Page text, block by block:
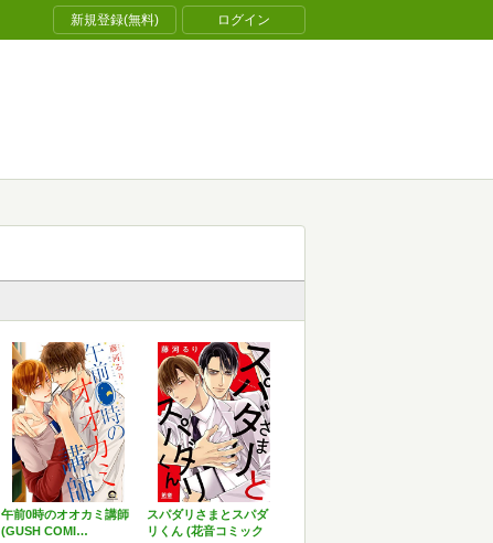
新規登録(無料) ログイン
午前0時のオオカミ講師
(GUSH COMI…
スパダリさまとスパダ
リくん (花音コミック